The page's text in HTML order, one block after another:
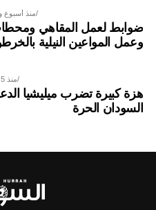
منذ أسبوع
ضوابط لعمل المقاهي
وعمل المواعين النيلية
منذ 5 أيام
هزة كبيرة تضرب ميليشيا
السودان الحرة